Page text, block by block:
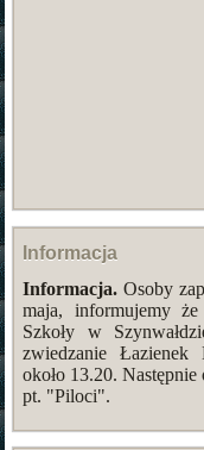
Informacja
Informacja. Osoby
maja, informujemy
Szkoły w
zwiedzanie
około 13.20.
pt. "Piloci".